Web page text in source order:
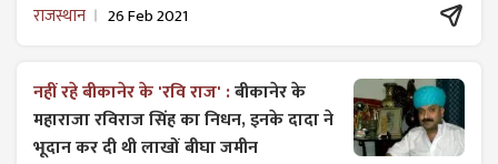
राजस्थान 26 Feb 2021
नहीं रहे बीकानेर के 'रवि राज' :बीकानेर के
महाराजा रविराज सिंह का निधन, इनके दादा ने
भूदान कर दी थी लाखों बीघा जमीन